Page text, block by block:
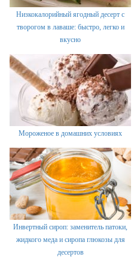
Низкокалорийный ягодный десерт с
творогом в лаваше: быстро, легко и
вкусно
Мороженое в домашних условиях
Инвертный сироп: заменитель патоки,
жидкого меда и сиропа глюкозы для
десертов